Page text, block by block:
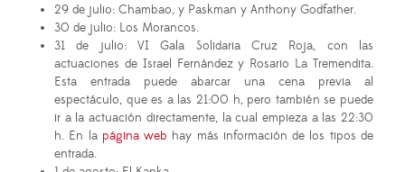
29 de julio: Chambao, y Paskman y Anthony Godfather.
30 de julio: Los Morancos.
31 de julio: VI Gala Solidaria Cruz Roja, con las
actuaciones de Israel Fernández y Rosario La Tremendita.
Esta entrada puede abarcar una cena previa al
espectáculo, que es a las 21:00 h, pero también se puede
ir a la actuación directamente, la cual empieza a las 22:30
h. En la página web hay más información de los tipos de
entrada.